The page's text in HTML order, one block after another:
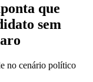
que
sem
no cenário político